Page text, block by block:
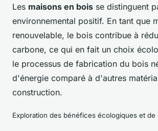
Les maisons en bois se distinguent
environnemental positif. En tant que
renouvelable, le bois contribue à
carbone, ce qui en fait un choix
le processus de fabrication du bois
d'énergie comparé à d'autres
construction.
Exploration des bénéfices écologiques et